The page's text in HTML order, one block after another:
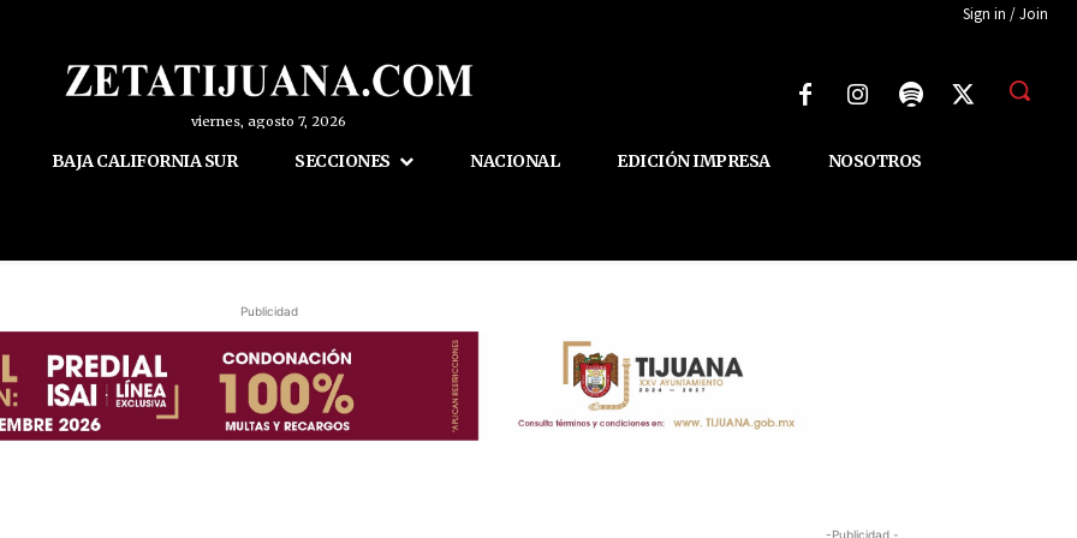
Sign in / Join
viernes, agosto 7, 2026
BAJA CALIFORNIA SUR SECCIONES NACIONAL EDICIÓN IMPRESA NOSOTROS
Publicidad
-Publicidad -